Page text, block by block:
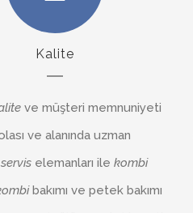
Kalite
ve müşteri memnuniyeti
ve alanında uzman
serviselemanları ile kombi
bakımı ve petek bakımı